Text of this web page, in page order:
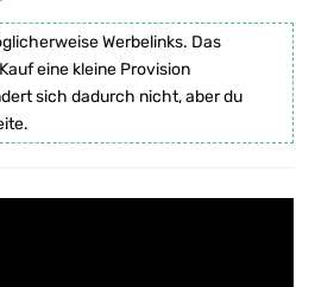
Werbelinks. Das
eine kleine Provision
sich dadurch nicht, aber du